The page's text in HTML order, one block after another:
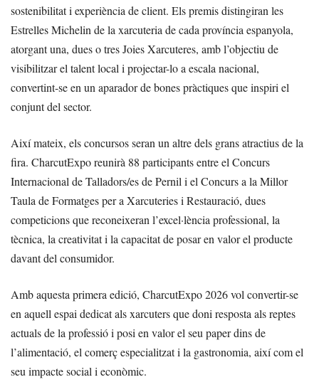
sostenibilitat i experiència de client. Els premis distingiran les
Estrelles Michelin de la xarcuteria de cada província espanyola,
atorgant una, dues o tres Joies Xarcuteres, amb l’objectiu de
visibilitzar el talent local i projectar-lo a escala nacional,
convertint-se en un aparador de bones pràctiques que inspiri el
conjunt del sector.
Així mateix, els concursos seran un altre dels grans atractius de la
fira. CharcutExpo reunirà 88 participants entre el Concurs
Internacional de Talladors/es de Pernil i el Concurs a la Millor
Taula de Formatges per a Xarcuteries i Restauració, dues
competicions que reconeixeran l’excel·lència professional, la
tècnica, la creativitat i la capacitat de posar en valor el producte
davant del consumidor.
Amb aquesta primera edició, CharcutExpo 2026 vol convertir-se
en aquell espai dedicat als xarcuters que doni resposta als reptes
actuals de la professió i posi en valor el seu paper dins de
l’alimentació, el comerç especialitzat i la gastronomia, així com el
seu impacte social i econòmic.